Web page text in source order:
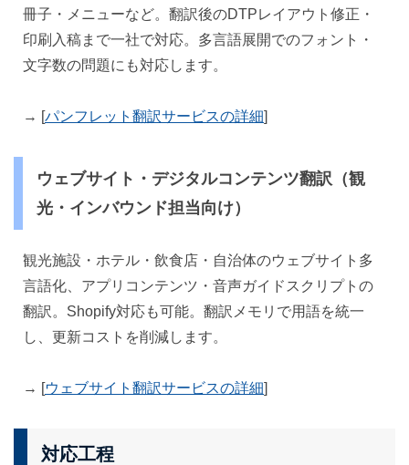
冊子・メニューなど。翻訳後のDTPレイアウト修正・
印刷入稿まで一社で対応。多言語展開でのフォント・
文字数の問題にも対応します。
→ [パンフレット翻訳サービスの詳細]
ウェブサイト・デジタルコンテンツ翻訳（観
光・インバウンド担当向け）
観光施設・ホテル・飲食店・自治体のウェブサイト多
言語化、アプリコンテンツ・音声ガイドスクリプトの
翻訳。Shopify対応も可能。翻訳メモリで用語を統一
し、更新コストを削減します。
→ [ウェブサイト翻訳サービスの詳細]
対応工程